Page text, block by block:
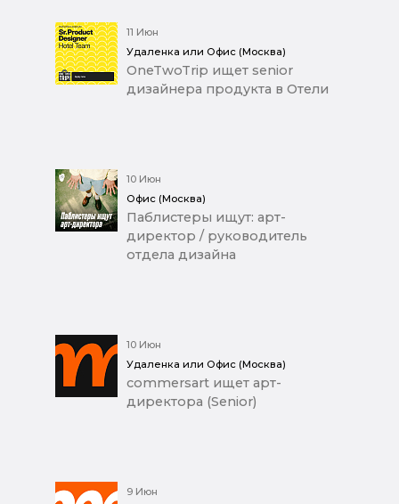
11 Июн
Удаленка или Офис (Москва)
OneTwoTrip ищет senior
дизайнера продукта в Отели
10 Июн
Офис (Москва)
Паблистеры ищут: арт-
директор / руководитель
отдела дизайна
10 Июн
Удаленка или Офис (Москва)
commersart ищет арт-
директора (Senior)
9 Июн